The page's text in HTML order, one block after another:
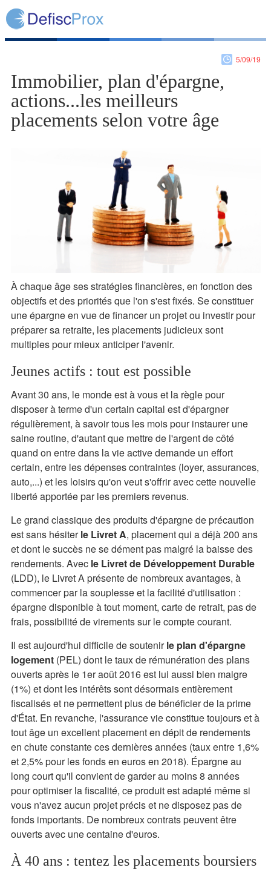
5/09/19
Immobilier, plan d'épargne,
actions...les meilleurs
placements selon votre âge
À chaque âge ses stratégies financières, en fonction des
objectifs et des priorités que l'on s'est fixés. Se constituer
une épargne en vue de financer un projet ou investir pour
préparer sa retraite, les placements judicieux sont
multiples pour mieux anticiper l'avenir.
Jeunes actifs : tout est possible
Avant 30 ans, le monde est à vous et la règle pour
disposer à terme d'un certain capital est d'épargner
régulièrement, à savoir tous les mois pour instaurer une
saine routine, d'autant que mettre de l'argent de côté
quand on entre dans la vie active demande un effort
certain, entre les dépenses contraintes (loyer, assurances,
auto,...) et les loisirs qu'on veut s'offrir avec cette nouvelle
liberté apportée par les premiers revenus.
Le grand classique des produits d'épargne de précaution
est sans hésiterle Livret A, placement qui a déjà 200 ans
et dont le succès ne se dément pas malgré la baisse des
rendements. Avec le Livret de Développement Durable
(LDD), le Livret A présente de nombreux avantages, à
commencer par la souplesse et la facilité d'utilisation :
épargne disponible à tout moment, carte de retrait, pas de
frais, possibilité de virements sur le compte courant.
Il est aujourd'hui difficile de soutenirle plan d'épargne
logement(PEL) dont le taux de rémunération des plans
ouverts après le 1er août 2016 est lui aussi bien maigre
(1%) et dont les intérêts sont désormais entièrement
fiscalisés et ne permettent plus de bénéficier de la prime
d'État. En revanche, l'assurance vie constitue toujours et à
tout âge un excellent placement en dépit de rendements
en chute constante ces dernières années (taux entre 1,6%
et 2,5% pour les fonds en euros en 2018). Épargne au
long court qu'il convient de garder au moins 8 années
pour optimiser la fiscalité, ce produit est adapté même si
vous n'avez aucun projet précis et ne disposez pas de
fonds importants. De nombreux contrats peuvent être
ouverts avec une centaine d'euros.
À 40 ans : tentez les placements boursiers